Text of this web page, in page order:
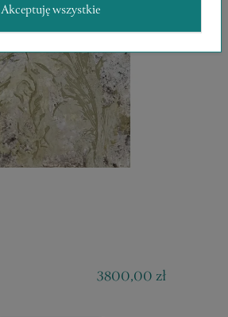
3800,00 zł
Akceptuję wszystkie